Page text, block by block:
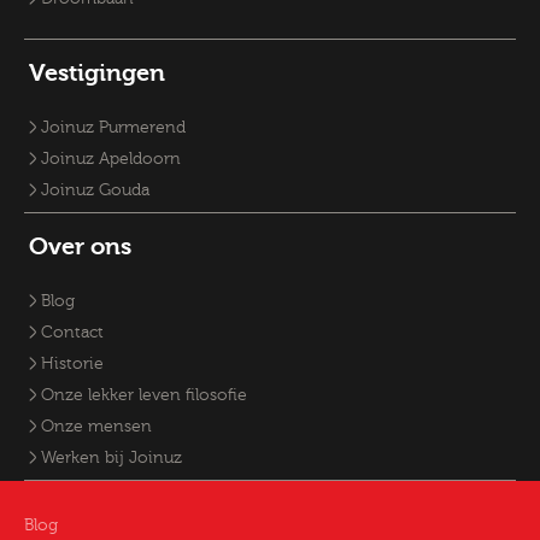
Vestigingen
Joinuz Purmerend
Joinuz Apeldoorn
Joinuz Gouda
Over ons
Blog
Contact
Historie
Onze lekker leven filosofie
Onze mensen
Werken bij Joinuz
Blog